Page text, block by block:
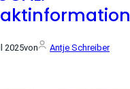
2025von Antje Schreiber